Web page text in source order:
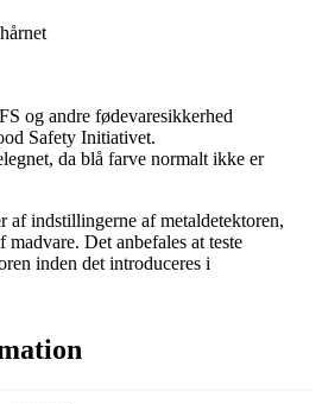
og andre fødevaresikkerhed
Safety Initiativet.
da blå farve normalt ikke er
af indstillingerne af metaldetektoren,
Det anbefales at teste
inden det introduceres i